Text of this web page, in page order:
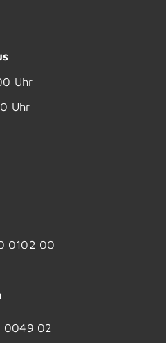
Uhr
Uhr
0102 00
0049 02